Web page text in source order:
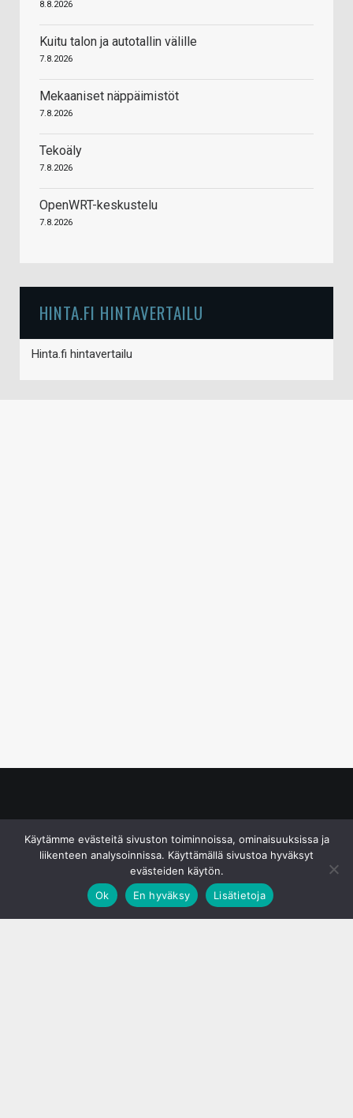
8.8.2026
Kuitu talon ja autotallin välille
7.8.2026
Mekaaniset näppäimistöt
7.8.2026
Tekoäly
7.8.2026
OpenWRT-keskustelu
7.8.2026
HINTA.FI HINTAVERTAILU
Hinta.fi hintavertailu
Käytämme evästeitä sivuston toiminnoissa, ominaisuuksissa ja
liikenteen analysoinnissa. Käyttämällä sivustoa hyväksyt
evästeiden käytön.
Ok
En hyväksy Lisätietoja